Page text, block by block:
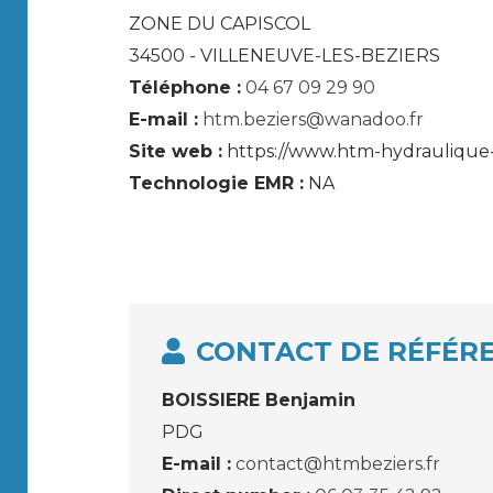
ZONE DU CAPISCOL
34500 - VILLENEUVE-LES-BEZIERS
Téléphone : 04 67 09 29 90
E-mail : htm.beziers@wanadoo.fr
Site web : https://www.htm-
Technologie EMR : NA
CONTACT DE
BOISSIERE Benjamin
PDG
E-mail : contact@htmbeziers.fr